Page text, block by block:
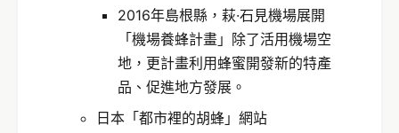
2016年島根縣，萩·石見機場展開
「機場養蜂計畫」除了活用機場空
地，更計畫利用蜂蜜開發新的特產
品、促進地方發展。
日本「都市裡的胡蜂」網站